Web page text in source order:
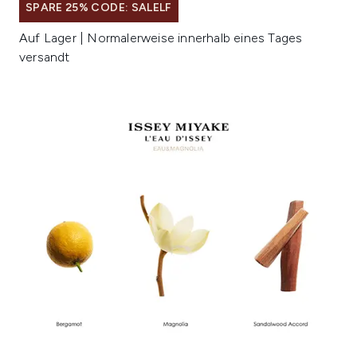
SPARE 25% CODE: SALELF
Auf Lager | Normalerweise innerhalb eines Tages
versandt